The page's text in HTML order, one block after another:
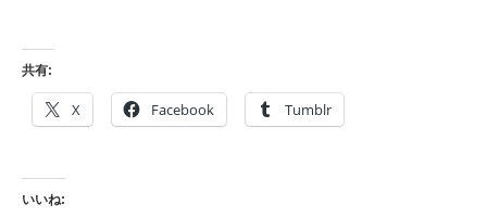
共有:
X Facebook Tumblr
いいね: